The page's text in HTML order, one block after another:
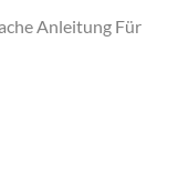
Anleitung Für